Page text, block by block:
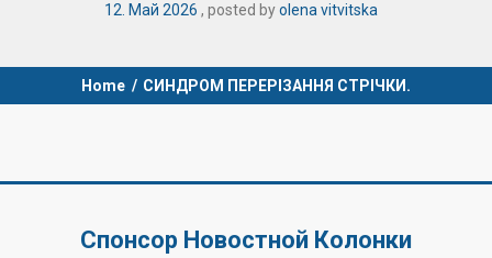
12 Май 2026 posted byolena vitvitska
Home / СИНДРОМ ПЕРЕРІЗАННЯ СТРІЧКИ.
Спонсор Новостной Колонки